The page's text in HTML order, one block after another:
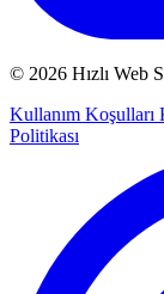
© 2026 Hızlı Web
Kullanım Koşulları
Politikası